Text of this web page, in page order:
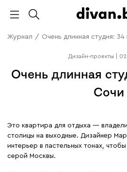
Журнал / Очень длинная студия: 34
Дизайн-проекты
Очень длинная
Сочи
Это квартира для отдыха —
столицы на выходные. Дизайнер
интерьер в пастельных тонах,
серой Москвы.